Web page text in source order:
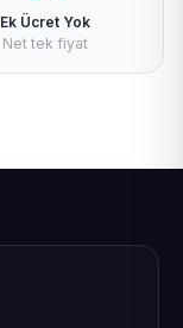
Ek Ücret Yok
Net tek fiyat